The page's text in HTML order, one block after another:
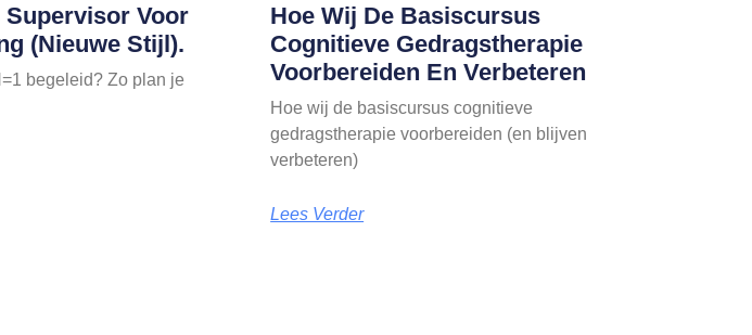
Supervisor Voor
(nieuwe Stijl).
begeleid? Zo plan je
Hoe Wij De Basiscursus
Cognitieve Gedragstherapie
Voorbereiden En Verbeteren
Hoe wij de basiscursus cognitieve
gedragstherapie voorbereiden (en blijven
verbeteren)
Lees Verder